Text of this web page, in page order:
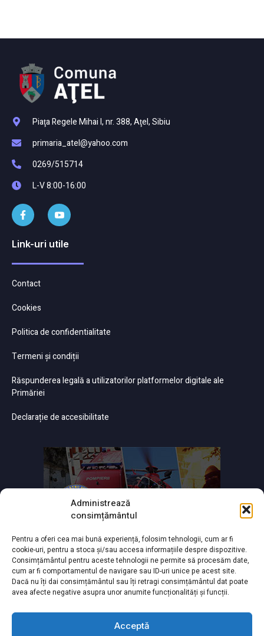
Administrează
consimțământul
Pentru a oferi cea mai bună experiență, folosim tehnologii, cum ar fi
cookie-uri, pentru a stoca și/sau accesa informațiile despre dispozitive.
Consimțământul pentru aceste tehnologii ne permite să procesăm date,
cum ar fi comportamentul de navigare sau ID-uri unice pe acest site.
Dacă nu îți dai consimțământul sau îți retragi consimțământul dat poate
avea afecte negative asupra unor anumite funcționalități și funcții.
Acceptă
Piaţa Regele Mihai I, nr. 388, Aţel, Sibiu
primaria_atel@yahoo.com
0269/515714
L-V 8:00-16:00
Link-uri utile
Contact
Cookies
Politica de confidentialitate
Termeni și condiții
Răspunderea legală a utilizatorilor platformelor digitale ale
Primăriei
Declarație de accesibilitate